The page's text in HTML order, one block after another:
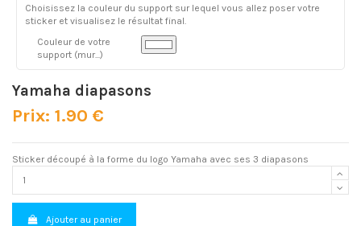
Choisissez la couleur du support sur lequel vous allez poser votre
sticker et visualisez le résultat final.
Couleur de votre
support (mur...)
Yamaha diapasons
Prix: 1.90 €
Sticker découpé à la forme du logo Yamaha avec ses 3 diapasons
Ajouter au panier